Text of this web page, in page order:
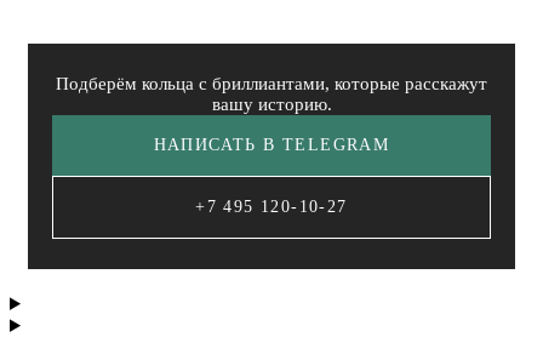
Подберём кольца с бриллиантами, которые расскажут
вашу историю.
НАПИСАТЬ В TELEGRAM
+7 495 120-10-27